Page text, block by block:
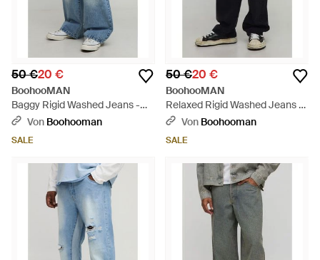
50 €20 €
BoohooMAN
Baggy Rigid Washed Jeans -
BlauVon Boohooman
SALE
50 €20 €
BoohooMAN
Relaxed Rigid Washed Jeans -
Schwarz
Von Boohooman
SALE